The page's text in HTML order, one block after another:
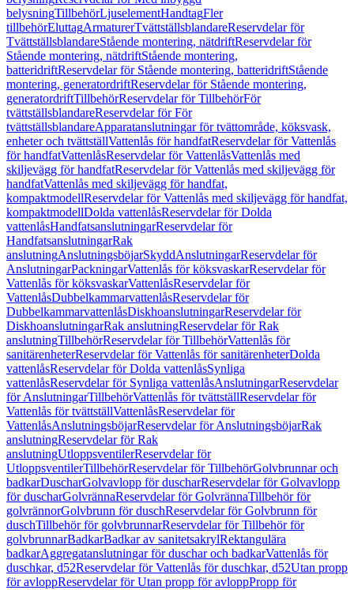
belysningTillbehörLjuselementHandtagFler
tillbehörEluttagArmaturerTvättställsblandareReservdelar för
TvättställsblandareStående montering, nätdriftReservdelar för
Stående montering, nätdriftStående montering,
batteridriftReservdelar för Stående montering, batteridriftStående
montering, generatordriftReservdelar för Stående montering,
generatordriftTillbehörReservdelar för TillbehörFör
tvättställsblandareReservdelar för För
tvättställsblandareApparatanslutningar för tvättområde, köksvask,
enheter och tvättställVattenlås för handfatReservdelar för Vattenlås
för handfatVattenlåsReservdelar för VattenlåsVattenlås med
skiljevägg för handfatReservdelar för Vattenlås med skiljevägg för
handfatVattenlås med skiljevägg för handfat,
kompaktmodellReservdelar för Vattenlås med skiljevägg för handfat,
kompaktmodellDolda vattenlåsReservdelar för Dolda
vattenlåsHandfatsanslutningarReservdelar för
HandfatsanslutningarRak
anslutningAnslutningsböjarSkyddAnslutningarReservdelar för
AnslutningarPackningarVattenlås för köksvaskarReservdelar för
Vattenlås för köksvaskarVattenlåsReservdelar för
VattenlåsDubbelkammarvattenlåsReservdelar för
DubbelkammarvattenlåsDiskhoanslutningarReservdelar för
DiskhoanslutningarRak anslutningReservdelar för Rak
anslutningTillbehörReservdelar för TillbehörVattenlås för
sanitärenheterReservdelar för Vattenlås för sanitärenheterDolda
vattenlåsReservdelar för Dolda vattenlåsSynliga
vattenlåsReservdelar för Synliga vattenlåsAnslutningarReservdelar
för AnslutningarTillbehörVattenlås för tvättställReservdelar för
Vattenlås för tvättställVattenlåsReservdelar för
VattenlåsAnslutningsböjarReservdelar för AnslutningsböjarRak
anslutningReservdelar för Rak
anslutningUtloppsventilerReservdelar för
UtloppsventilerTillbehörReservdelar för TillbehörGolvbrunnar och
badkarDuscharGolvavlopp för duscharReservdelar för Golvavlopp
för duscharGolvrännaReservdelar för GolvrännaTillbehör för
golvrännorGolvbrunn för duschReservdelar för Golvbrunn för
duschTillbehör för golvbrunnarReservdelar för Tillbehör för
golvbrunnarBadkarBadkar av sanitetsakrylRektangulära
badkarAggregatanslutningar för duschar och badkarVattenlås för
duschkar, d52Reservdelar för Vattenlås för duschkar, d52Utan propp
för avloppReservdelar för Utan propp för avloppPropp för